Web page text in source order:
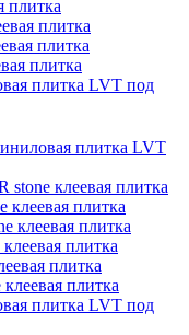
плитка
плитка
плитка
плитка
плитка LVT под
плитка LVT
клеевая плитка
клеевая плитка
клеевая плитка
плитка
плитка
плитка
плитка LVT под